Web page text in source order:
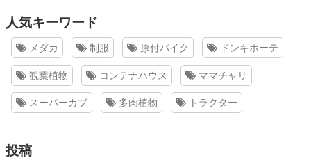
人気キーワード
メダカ 制服 原付バイク ドンキホーテ
観葉植物 コンテナハウス ママチャリ
スーパーカブ 多肉植物 トラクター
投稿